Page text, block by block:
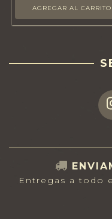
Entregas a todo